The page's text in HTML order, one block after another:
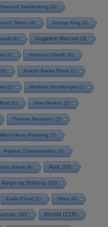
Emanuel Swedenborg (4)
Tikhov(4) George King (1)
(4) Guglielmo Marconi(9)
(3) Hermann Oberth (3)
Joseph Banks Rhine (1)
(1) Matthias Stormberger(1)
(2) Silas Newton (2)
Therese Neumann (3)
Henry Pickering (7)
Άγγελος Γαλανόπουλος (3)
Χάινεκ (4) Άρης (59)
Άστρο της Βηθλεέμ (10)
Έμιλυ Ρόουζ(2) Ήλιος (4)
(50) Αγγλία(218)